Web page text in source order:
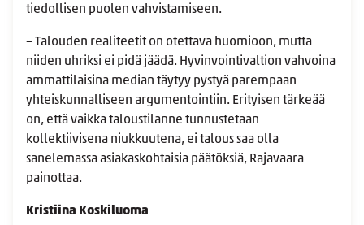
tiedollisen puolen vahvistamiseen.
– Talouden realiteetit on otettava huomioon, mutta
niiden uhriksi ei pidä jäädä. Hyvinvointivaltion vahvoina
ammattilaisina median täytyy pystyä parempaan
yhteiskunnalliseen argumentointiin. Erityisen tärkeää
on, että vaikka taloustilanne tunnustetaan
kollektiivisena niukkuutena, ei talous saa olla
sanelemassa asiakaskohtaisia päätöksiä, Rajavaara
painottaa.
Kristiina Koskiluoma